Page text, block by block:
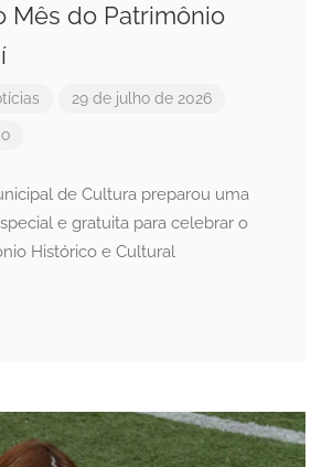
Mês do Patrimônio
29 de julho de 2026
de Cultura preparou uma
e gratuita para celebrar o
Histórico e Cultural